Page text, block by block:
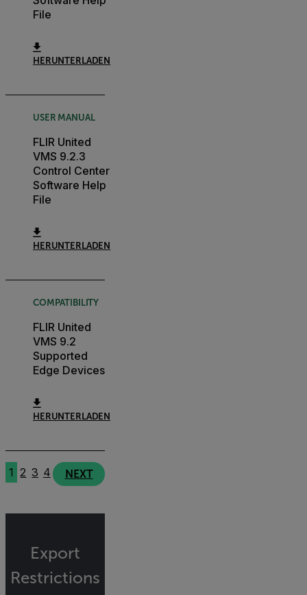
File
HERUNTERLADEN
USER MANUAL
FLIR United
VMS 9.2.3
Control Center
Software Help
File
HERUNTERLADEN
COMPATIBILITY
FLIR United
VMS 9.2
Supported
Edge Devices
HERUNTERLADEN
1 2 3 4 NEXT
Export
Restrictions